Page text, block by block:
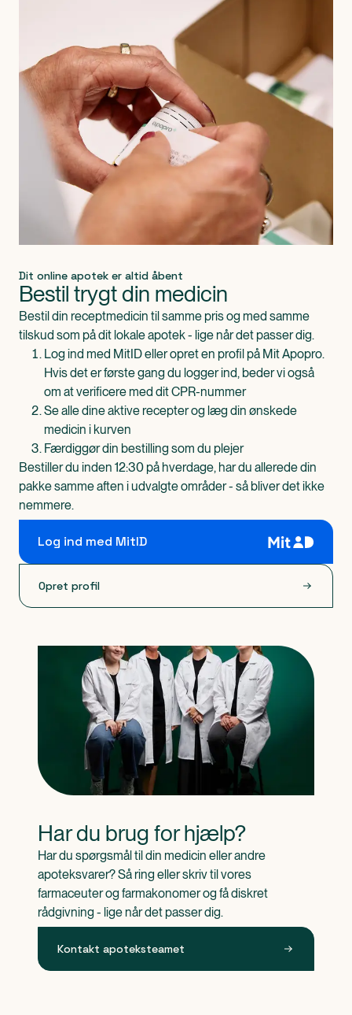
Dit online apotek er altid åbent
Bestil trygt din medicin
Bestil din receptmedicin til samme pris og med samme
tilskud som på dit lokale apotek - lige når det passer dig.
Log ind med MitID eller opret en profil på Mit Apopro.
Hvis det er første gang du logger ind, beder vi også
om at verificere med dit CPR-nummer
Se alle dine aktive recepter og læg din ønskede
medicin i kurven
Færdiggør din bestilling som du plejer
Bestiller du inden 12:30 på hverdage, har du allerede din
pakke samme aften i udvalgte områder - så bliver det ikke
nemmere.
Log ind med MitID
Opret profil
Har du brug for hjælp?
Har du spørgsmål til din medicin eller andre
apoteksvarer? Så ring eller skriv til vores
farmaceuter og farmakonomer og få diskret
rådgivning - lige når det passer dig.
Kontakt apoteksteamet